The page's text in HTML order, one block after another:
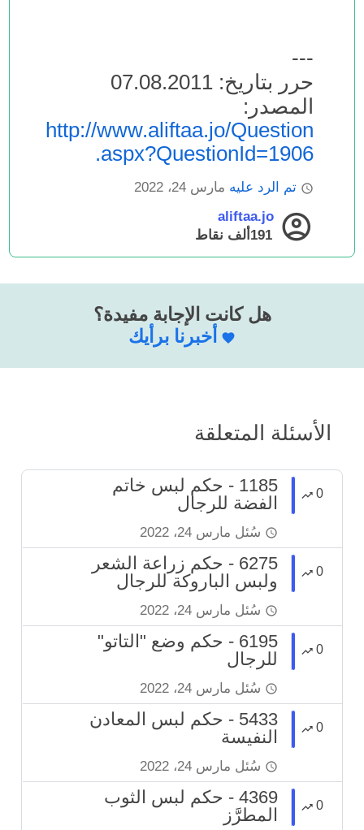
---
حرر بتاريخ: 07.08.2011
المصدر:
http://www.aliftaa.jo/Question
.aspx?QuestionId=1906
تم الرد عليه مارس 24، 2022
aliftaa.jo
191ألف
نقاط
هل كانت الإجابة مفيدة؟
أخبرنا برأيك
الأسئلة المتعلقة
0
1185 - حكم لبس خاتم
الفضة للرجال
سُئل مارس 24، 2022
0
6275 - حكم زراعة الشعر
ولبس الباروكة للرجال
سُئل مارس 24، 2022
0
6195 - حكم وضع "التاتو"
للرجال
سُئل مارس 24، 2022
0
5433 - حكم لبس المعادن
النفيسة
سُئل مارس 24، 2022
0
4369 - حكم لبس الثوب
المطرَّز